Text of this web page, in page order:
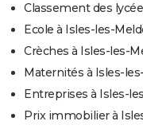
Classement des
Ecole à Isles-les-
Crèches à Isles-les-
Maternités à Isles-
Entreprises à Isles-
Prix immobilier à